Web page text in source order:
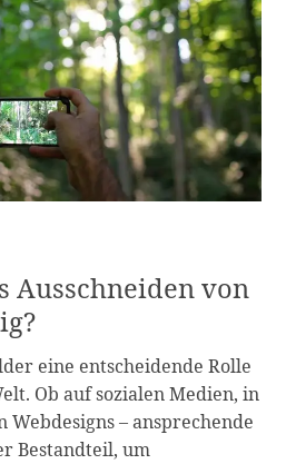
Ausschneiden von
eine entscheidende Rolle
Ob auf sozialen Medien, in
– ansprechende
Bestandteil, um